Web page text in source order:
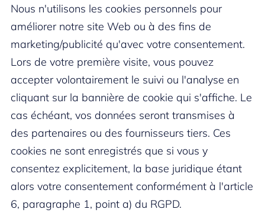
Nous n'utilisons les cookies personnels pour
améliorer notre site Web ou à des fins de
marketing/publicité qu'avec votre consentement.
Lors de votre première visite, vous pouvez
accepter volontairement le suivi ou l'analyse en
cliquant sur la bannière de cookie qui s'affiche. Le
cas échéant, vos données seront transmises à
des partenaires ou des fournisseurs tiers. Ces
cookies ne sont enregistrés que si vous y
consentez explicitement, la base juridique étant
alors votre consentement conformément à l'article
6, paragraphe 1, point a) du RGPD.